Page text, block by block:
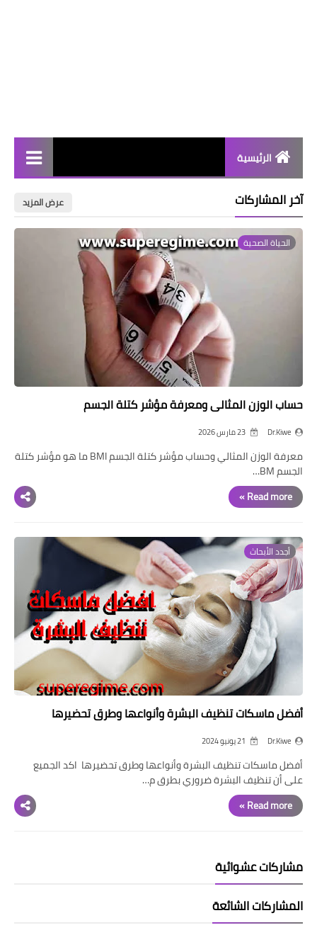
الرئيسية
المرأة
كيتو دايت
أجدد الأبحاث
العمليات التجميلية
اطفال
المرأة والحمل
آخر المشاركات عرض المزيد
الحياة الصحية
حساب الوزن المثالى ومعرفة مؤشر كتلة الجسم
Dr.Kiwe
معرفة الوزن المثالي وحساب مؤشر كتلة الجسم BMI ما هو مؤشر كتلة
الجسم BM…
Read more »
أجدد الأبحاث
أفضل ماسكات تنظيف البشرة وأنواعها وطرق تحضيرها
Dr.Kiwe
أفضل ماسكات تنظيف البشرة وأنواعها وطرق تحضيرها اكد الجميع
على أن تنظيف البشرة ضروري بطرق م…
Read more »
مشاركات عشوائية
المشاركات الشائعة